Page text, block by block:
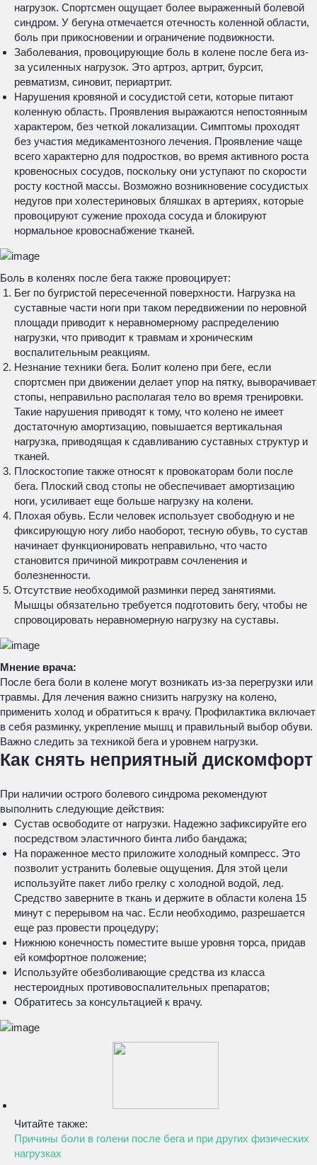
нагрузок. Спортсмен ощущает более выраженный болевой
синдром. У бегуна отмечается отечность коленной области,
боль при прикосновении и ограничение подвижности.
Заболевания, провоцирующие боль в колене после бега из-
за усиленных нагрузок. Это артроз, артрит, бурсит,
ревматизм, синовит, периартрит.
Нарушения кровяной и сосудистой сети, которые питают
коленную область. Проявления выражаются непостоянным
характером, без четкой локализации. Симптомы проходят
без участия медикаментозного лечения. Проявление чаще
всего характерно для подростков, во время активного роста
кровеносных сосудов, поскольку они уступают по скорости
росту костной массы. Возможно возникновение сосудистых
недугов при холестериновых бляшках в артериях, которые
провоцируют сужение прохода сосуда и блокируют
нормальное кровоснабжение тканей.
Боль в коленях после бега также провоцирует:
Бег по бугристой пересеченной поверхности. Нагрузка на
суставные части ноги при таком передвижении по неровной
площади приводит к неравномерному распределению
нагрузки, что приводит к травмам и хроническим
воспалительным реакциям.
Незнание техники бега. Болит колено при беге, если
спортсмен при движении делает упор на пятку, выворачивает
стопы, неправильно располагая тело во время тренировки.
Такие нарушения приводят к тому, что колено не имеет
достаточную амортизацию, повышается вертикальная
нагрузка, приводящая к сдавливанию суставных структур и
тканей.
Плоскостопие также относят к провокаторам боли после
бега. Плоский свод стопы не обеспечивает амортизацию
ноги, усиливает еще больше нагрузку на колени.
Плохая обувь. Если человек использует свободную и не
фиксирующую ногу либо наоборот, тесную обувь, то сустав
начинает функционировать неправильно, что часто
становится причиной микротравм сочленения и
болезненности.
Отсутствие необходимой разминки перед занятиями.
Мышцы обязательно требуется подготовить бегу, чтобы не
спровоцировать неравномерную нагрузку на суставы.
Мнение врача:
После бега боли в колене могут возникать из-за перегрузки или
травмы. Для лечения важно снизить нагрузку на колено,
применить холод и обратиться к врачу. Профилактика включает
в себя разминку, укрепление мышц и правильный выбор обуви.
Важно следить за техникой бега и уровнем нагрузки.
Как снять неприятный дискомфорт
При наличии острого болевого синдрома рекомендуют
выполнить следующие действия:
Сустав освободите от нагрузки. Надежно зафиксируйте его
посредством эластичного бинта либо бандажа;
На пораженное место приложите холодный компресс. Это
позволит устранить болевые ощущения. Для этой цели
используйте пакет либо грелку с холодной водой, лед.
Средство заверните в ткань и держите в области колена 15
минут с перерывом на час. Если необходимо, разрешается
еще раз провести процедуру;
Нижнюю конечность поместите выше уровня торса, придав
ей комфортное положение;
Используйте обезболивающие средства из класса
нестероидных противовоспалительных препаратов;
Обратитесь за консультацией к врачу.
Читайте также:
Причины боли в голени после бега и при других физических
нагрузках